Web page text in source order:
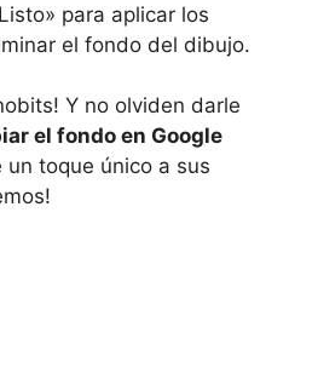
para aplicar los
el‍ fondo del⁤ dibujo.
‍Y no olviden darle
el fondo en​ Google
un toque⁤ único a‌ sus